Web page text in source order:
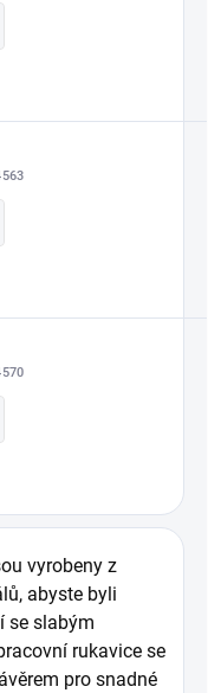
vyrobeny z
abyste byli
se slabým
rukavice se
pro snadné